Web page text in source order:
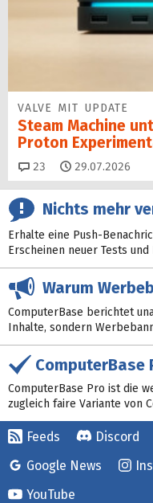
VALVE MIT UPDATE
Steam Machine
Proton
23 Kommentare
29.07.2026
Nichts mehr
Erhalte eine Push-
Erscheinen neuer Tests und
Warum
ComputerBase berichtet
Inhalte, sondern
ComputerBase
ComputerBase Pro ist die
zugleich faire Variante von
Feeds Discord
Google News
YouTube